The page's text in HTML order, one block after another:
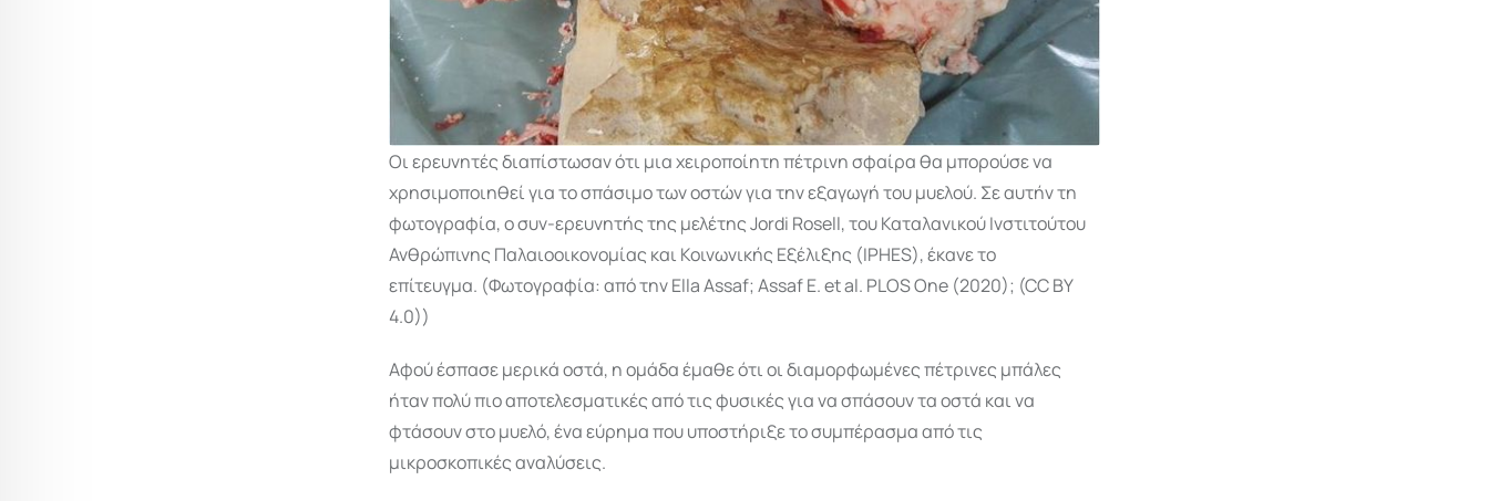
Οι ερευνητές διαπίστωσαν ότι μια χειροποίητη πέτρινη σφαίρα θα μπορούσε να
χρησιμοποιηθεί για το σπάσιμο των οστών για την εξαγωγή του μυελού. Σε αυτήν τη
φωτογραφία, ο συν-ερευνητής της μελέτης Jordi Rosell, του Καταλανικού Ινστιτούτου
Ανθρώπινης Παλαιοοικονομίας και Κοινωνικής Εξέλιξης (IPHES), έκανε το
επίτευγμα. (Φωτογραφία: από την Ella Assaf; Assaf E. et al. PLOS One (2020); (CC BY
4.0))
Αφού έσπασε μερικά οστά, η ομάδα έμαθε ότι οι διαμορφωμένες πέτρινες μπάλες
ήταν πολύ πιο αποτελεσματικές από τις φυσικές για να σπάσουν τα οστά και να
φτάσουν στο μυελό, ένα εύρημα που υποστήριξε το συμπέρασμα από τις
μικροσκοπικές αναλύσεις.